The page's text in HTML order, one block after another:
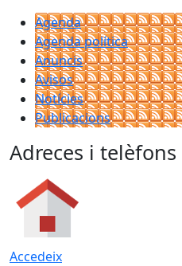
Agenda
Agenda política
Anuncis
Avisos
Notícies
Publicacions
Adreces i telèfons
Accedeix